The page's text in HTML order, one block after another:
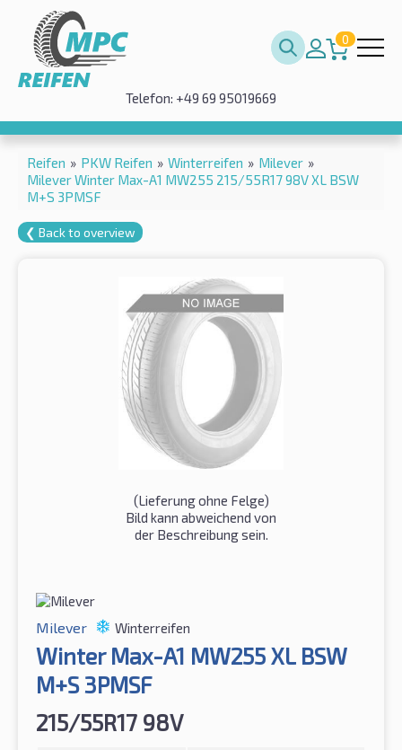
0
Telefon: +49 69 95019669
Reifen » PKW Reifen » Winterreifen » Milever »
Milever Winter Max-A1 MW255 215/55R17 98V XL BSW
M+S 3PMSF
❮ Back to overview
(Lieferung ohne Felge)
Bild kann abweichend von
der Beschreibung sein.
Milever Winterreifen
Winter Max-A1 MW255 XL BSW
M+S 3PMSF
215/55R17 98V